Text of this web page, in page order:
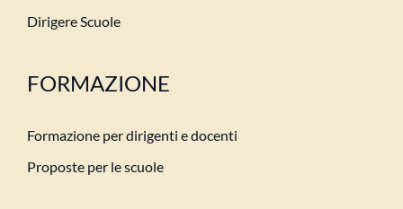
Dirigere Scuole
FORMAZIONE
Formazione per dirigenti e docenti
Proposte per le scuole